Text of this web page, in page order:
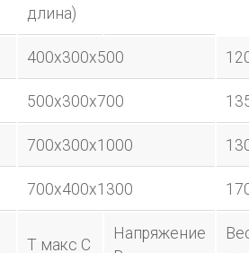
длина)
400x300x500
500x300x700
700x300x1000
700x400x1300
Т макс С
Напряжение